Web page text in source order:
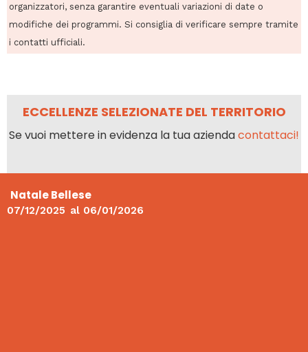
organizzatori, senza garantire eventuali variazioni di date o
modifiche dei programmi. Si consiglia di verificare sempre tramite
i contatti ufficiali.
ECCELLENZE SELEZIONATE DEL TERRITORIO
Se vuoi mettere in evidenza la tua aziendacontattaci!
Natale Bellese
07/12/2025 al 06/01/2026